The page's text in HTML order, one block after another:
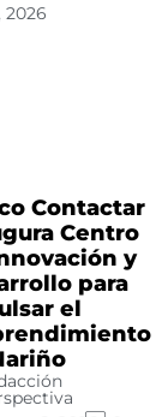
2026
Contactar
Centro
y
para
el